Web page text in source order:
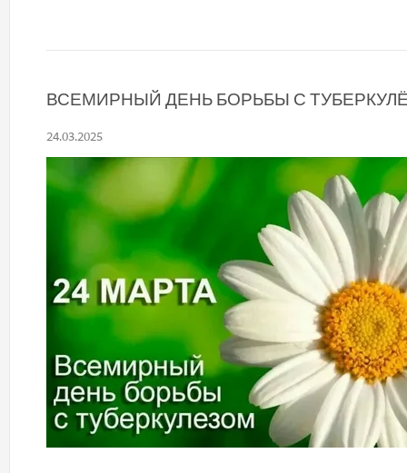
ВСЕМИРНЫЙ ДЕНЬ БОРЬБЫ С
24.03.2025